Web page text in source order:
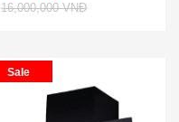
16,000,000 VNĐ
Sale